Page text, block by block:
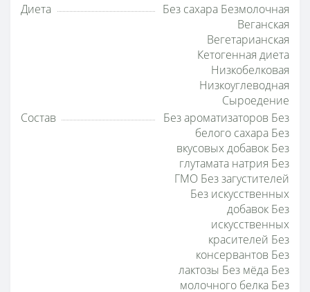
Диета
Без сахара Безмолочная
Веганская
Вегетарианская
Кетогенная диета
Низкобелковая
Низкоуглеводная
Сыроедение
Состав
Без ароматизаторов Без
белого сахара Без
вкусовых добавок Без
глутамата натрия Без
ГМО Без загустителей
Без искусственных
добавок Без
искусственных
красителей Без
консервантов Без
лактозы Без мёда Без
молочного белка Без